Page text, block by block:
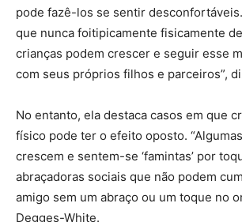
pode fazê-los se sentir
que nunca foitipicamente fisicamente
crianças podem crescer e seguir esse
com seus próprios filhos e parceiros”,
No entanto, ela destaca casos em que
físico pode ter o efeito oposto.
crescem e sentem-se ‘famintas’ por
abraçadoras sociais que não podem
amigo sem um abraço ou um toque no
Degges-White.